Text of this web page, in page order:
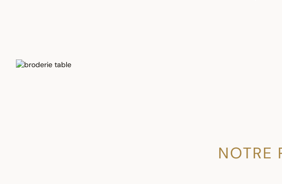
NOTRE